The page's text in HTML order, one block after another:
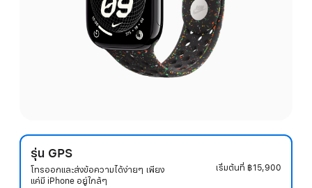
รุ่น GPS
โทรออกและส่งข้อความได้ง่ายๆ เพียง
แค่มี iPhone อยู่ใกล้ๆ
เริ่มต้นที่ ฿15,900